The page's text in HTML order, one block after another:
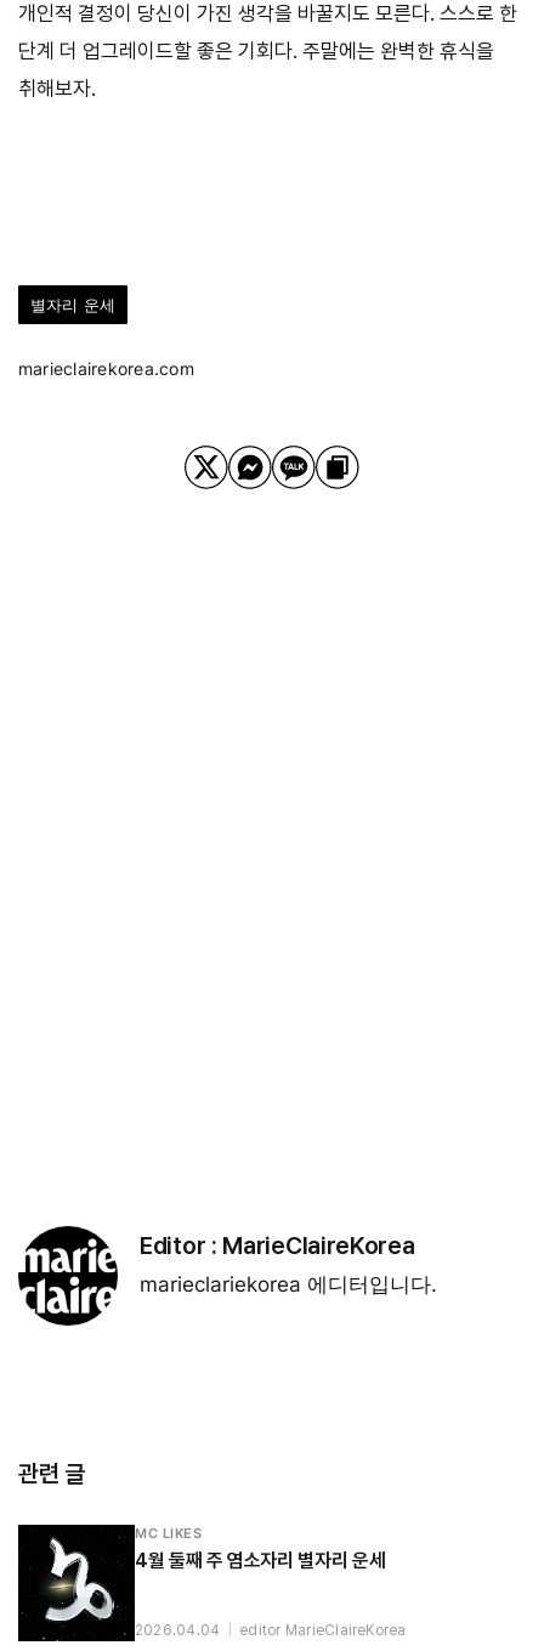
개인적 결정이 당신이 가진 생각을 바꿀지도 모른다. 스스로 한
단계 더 업그레이드할 좋은 기회다. 주말에는 완벽한 휴식을
취해보자.
별자리 운세
marieclairekorea.com
Editor : MarieClaireKorea
marieclariekorea 에디터입니다.
관련 글
MC LIKES
4월 둘째 주 염소자리 별자리 운세
2026.04.04 editor MarieClaireKorea